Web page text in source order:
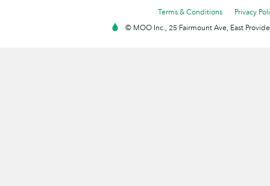
Terms & Conditions
Privacy
© MOO Inc., 25 Fairmount Ave, East